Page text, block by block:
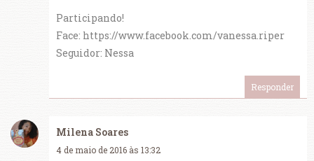
Participando!
Face: https://www.facebook.com/vanessa.riper
Seguidor: Nessa
Responder
Milena Soares
4 de maio de 2016 às 13:32